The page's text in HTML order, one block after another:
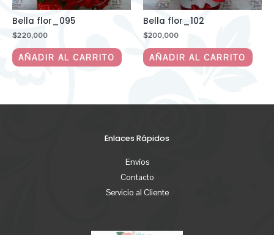
Bella flor_095
$220,000
AÑADIR AL CARRITO
Bella flor_102
$200,000
AÑADIR AL CARRITO
Enlaces Rápidos
Envíos
Contacto
Servicio al Cliente